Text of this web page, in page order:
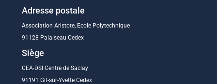
Adresse postale
Association Aristote, Ecole Polytechnique
91128 Palaiseau Cedex
Siège
CEA-DSI Centre de Saclay
91191 Gif-sur-Yvette Cedex